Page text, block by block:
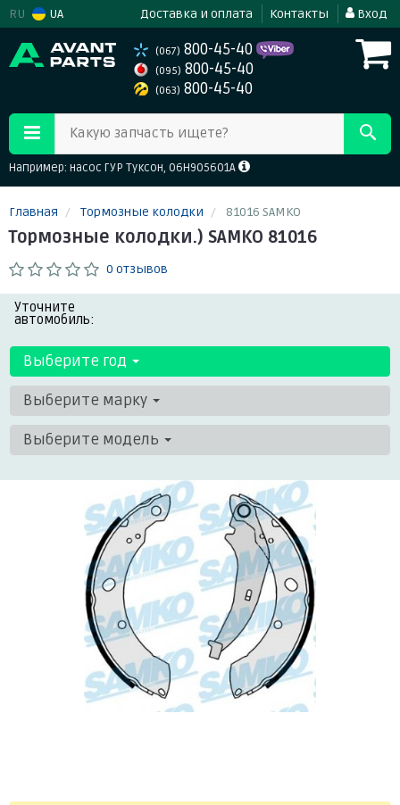
RU UA Доставка и оплата Контакты Вход
(067) 800-45-40
(095) 800-45-40
(063) 800-45-40
Какую запчасть ищете?
Например: насос ГУР Туксон, 06H905601A
Главная Тормозные колодки 81016 SAMKO
Тормозные колодки.) SAMKO 81016
0 отзывов
Уточните
автомобиль:
Выберите год
Выберите марку
Выберите модель